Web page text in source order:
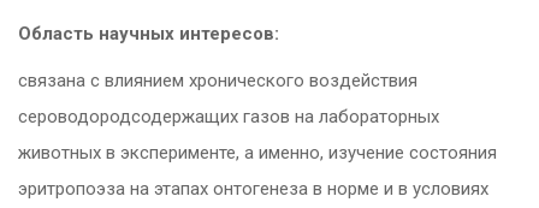
Область научных интересов:
связана с влиянием хронического воздействия
сероводородсодержащих газов на лабораторных
животных в эксперименте, а именно, изучение состояния
эритропоэза на этапах онтогенеза в норме и в условиях